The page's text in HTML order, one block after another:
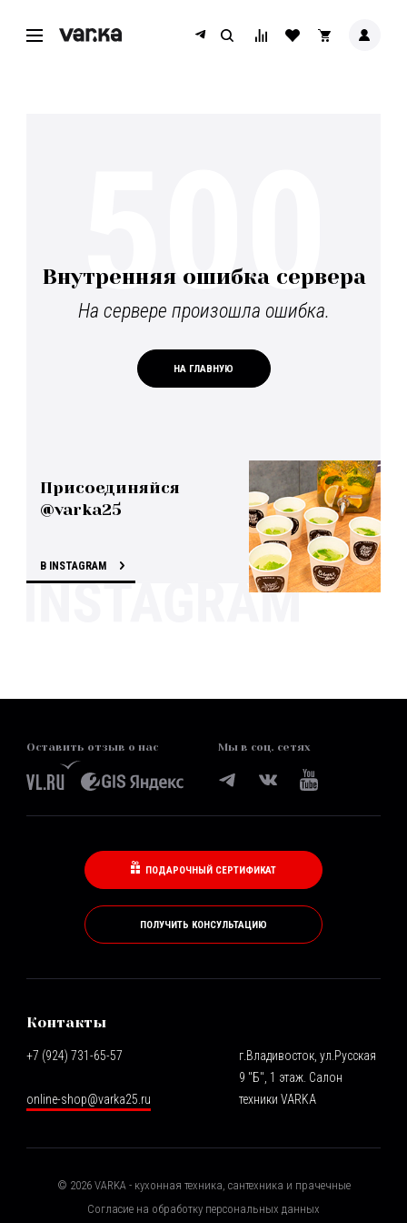
Внутренняя ошибка сервера
На сервере произошла ошибка.
НА ГЛАВНУЮ
500
Присоединяйся
@varka25
В INSTAGRAM
Оставить отзыв о нас Мы в соц. сетях
ПОДАРОЧНЫЙ СЕРТИФИКАТ
ПОЛУЧИТЬ КОНСУЛЬТАЦИЮ
Контакты
+7 (924) 731-65-57
online-shop@varka25.ru
г.Владивосток, ул.Русская
9 "Б", 1 этаж. Салон
техники VARKA
© 2026VARKA - кухонная техника, сантехника и прачечные
Согласие на обработку персональных данных